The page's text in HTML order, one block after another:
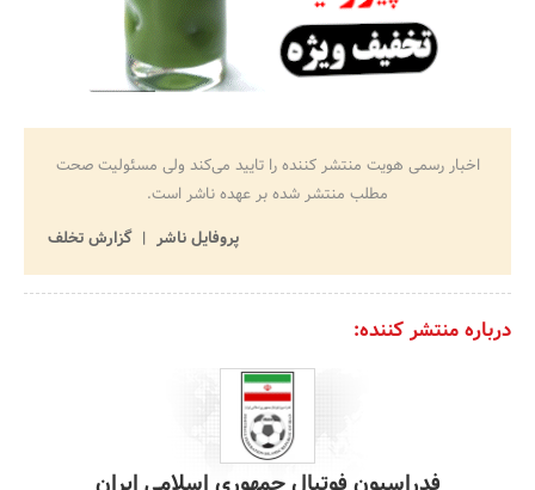
اخبار رسمی هویت منتشر کننده را تایید می‌کند ولی مسئولیت صحت
مطلب منتشر شده بر عهده ناشر است.
پروفایل ناشر
گزارش تخلف
درباره منتشر کننده: